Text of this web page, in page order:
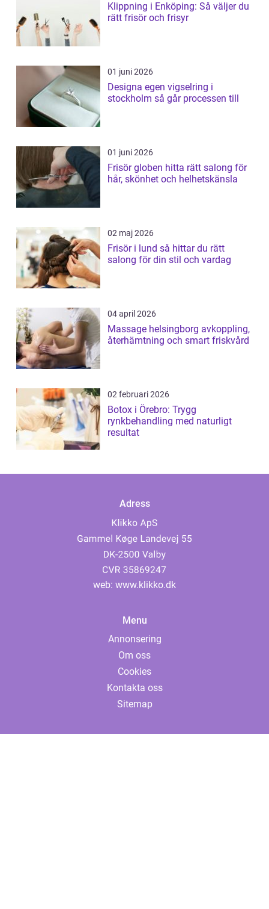
Klippning i Enköping: Så väljer du
rätt frisör och frisyr
01 juni 2026
Designa egen vigselring i
stockholm så går processen till
01 juni 2026
Frisör globen hitta rätt salong för
hår, skönhet och helhetskänsla
02 maj 2026
Frisör i lund så hittar du rätt
salong för din stil och vardag
04 april 2026
Massage helsingborg avkoppling,
återhämtning och smart friskvård
02 februari 2026
Botox i Örebro: Trygg
rynkbehandling med naturligt
resultat
Adress
web: www.klikko.dk
Menu
Annonsering
Om oss
Cookies
Kontakta oss
Sitemap